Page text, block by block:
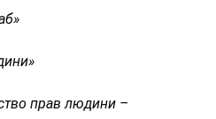
»
прав людини –